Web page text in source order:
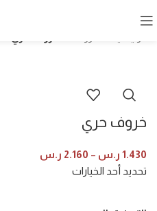
خروف حري
خروف حري
1.430 ر.س –
2.160 ر.س
تحديد أحد الخيارات